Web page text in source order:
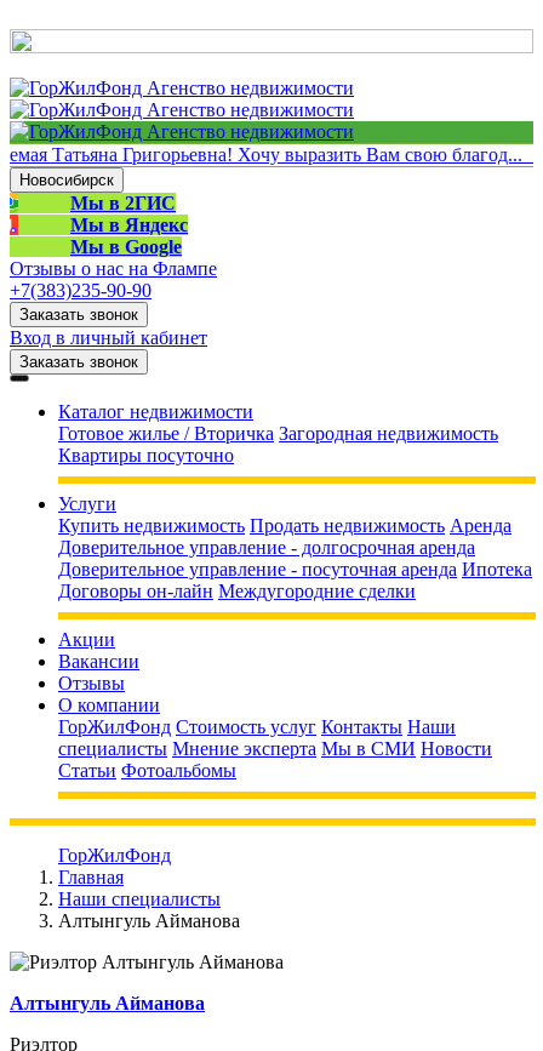
Татьяна Григорьевна! Хочу выразить Вам свою благод...
Новосибирск
Мы в 2ГИС
Мы в Яндекс
Мы в Google
Отзывы о нас на Флампе
+7(383)235-90-90
Заказать звонок
Вход в личный кабинет
Заказать звонок
Каталог недвижимости
Готовое жилье / Вторичка Загородная недвижимость
Квартиры посуточно
Услуги
Купить недвижимость Продать недвижимость Аренда
Доверительное управление - долгосрочная аренда
Доверительное управление - посуточная аренда Ипотека
Договоры он-лайн Междугородние сделки
Акции
Вакансии
Отзывы
О компании
ГорЖилФонд Стоимость услуг Контакты Наши
специалисты Мнение эксперта Мы в СМИ Новости
Статьи Фотоальбомы
ГорЖилФонд
Главная
Наши специалисты
Алтынгуль Айманова
Алтынгуль Айманова
Риэлтор